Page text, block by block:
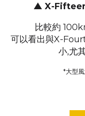
▲ X-
比較約
可以看出與X-
小,尤
*大型